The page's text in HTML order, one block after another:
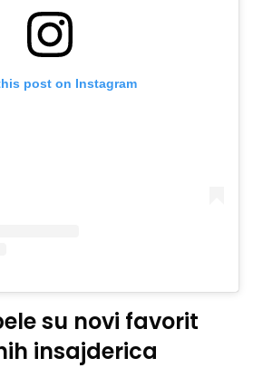
post on Instagram
su novi favorit
insajderica